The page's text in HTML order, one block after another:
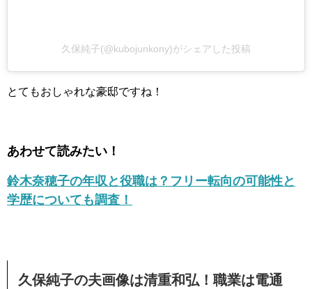
久保純子(@kubojunkony)がシェアした投稿
とてもおしゃれな豪邸ですね！
あわせて読みたい！
鈴木奈穂子の年収と役職は？フリー転向の可能性と
学歴についても調査！
久保純子の夫画像は清重和弘！職業は電通